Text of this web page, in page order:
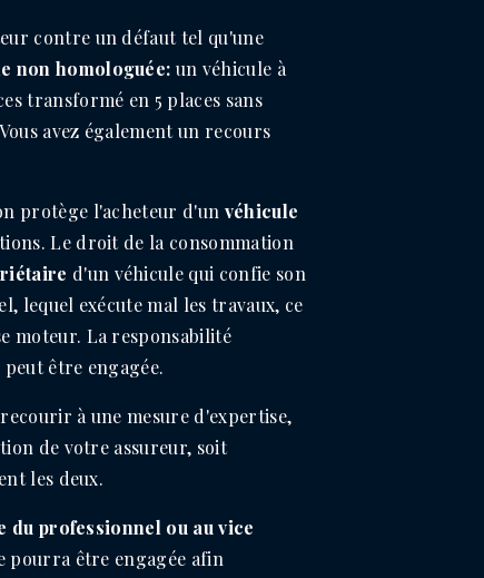
contre un défaut tel qu'une
non homologuée: un véhicule à
transformé en 5 places sans
avez également un recours
protège l'acheteur d'un véhicule
Le droit de la consommation
d'un véhicule qui confie son
lequel exécute mal les travaux, ce
moteur. La responsabilité
être engagée.
à une mesure d'expertise,
de votre assureur, soit
les deux.
du professionnel ou au vice
pourra être engagée afin